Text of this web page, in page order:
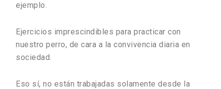
ejemplo.
Ejercicios imprescindibles para practicar con
nuestro perro, de cara a la convivencia diaria en
sociedad.
Eso sí, no están trabajadas solamente desde la